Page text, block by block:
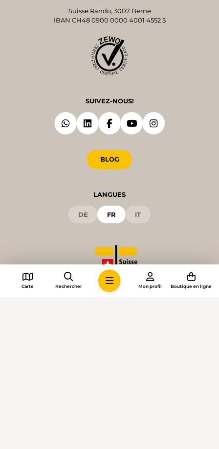
Suisse Rando, 3007 Berne
IBAN CH48 0900 0000 4001 4552 5
SUIVEZ-NOUS!
BLOG
LANGUES
DE FR IT
Carte Rechercher Mon profil Boutique en ligne